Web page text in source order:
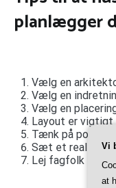
planlægger
Vælg en
Vælg en
Vælg en
Layout er vigtigt
Tænk på
Sæt et realistisk
Lej fagfolk
Vi
at